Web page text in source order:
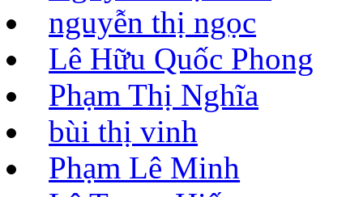
nguyễn thị ngọc
Lê Hữu Quốc Phong
Phạm Thị Nghĩa
bùi thị vinh
Phạm Lê Minh